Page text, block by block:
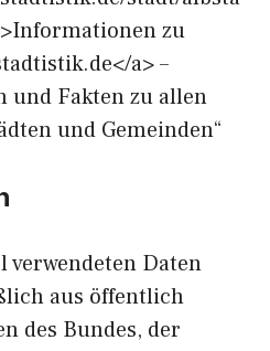
zu
a> –
und Fakten zu allen
und Gemeinden“
verwendeten Daten
aus öffentlich
des Bundes, der